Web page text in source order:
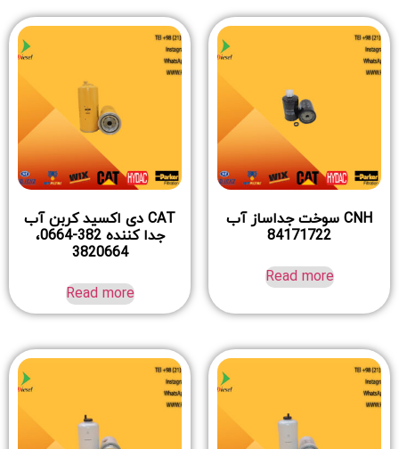
CNH سوخت جداساز آب
84171722
Read more
CAT دی اکسید کربن آب
جدا کننده 382-0664،
3820664
Read more